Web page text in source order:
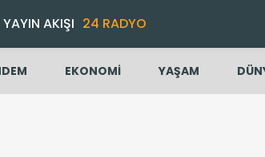
YAYIN AKIŞI 24 RADYO
EKONOMİ YAŞAM